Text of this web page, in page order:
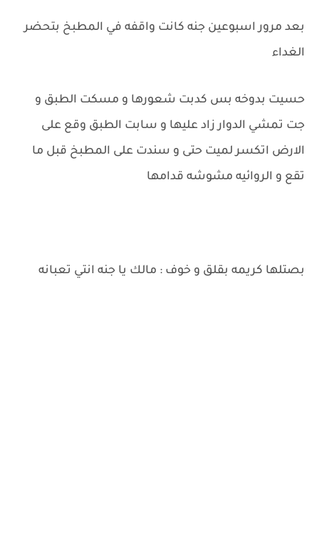
بعد مرور اسبوعين جنه كانت واقفه في المطبخ بتحضر
الغداء
حسيت بدوخه بس كدبت شعورها و مسكت الطبق و
جت تمشي الدوار زاد عليها و سابت الطبق وقع على
الارض اتكسر لميت حتى و سندت على المطبخ قبل ما
تقع و الروائيه مشوشه قدامها
بصتلها كريمه بقلق و خوف : مالك يا جنه انتي تعبانه